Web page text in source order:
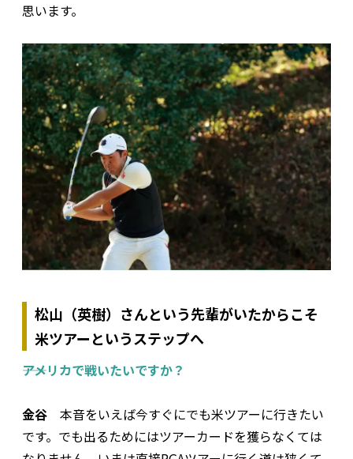
思います。
松山（英樹）さんという先輩がいたからこそ
米ツアーというステップへ
――アメリカで戦いたいですか？
金谷 本音をいえば今すぐにでも米ツアーに行きたい
です。でも出るためにはツアーカードを獲らなくては